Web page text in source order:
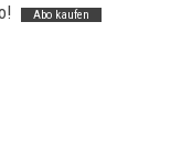
Abo kaufen